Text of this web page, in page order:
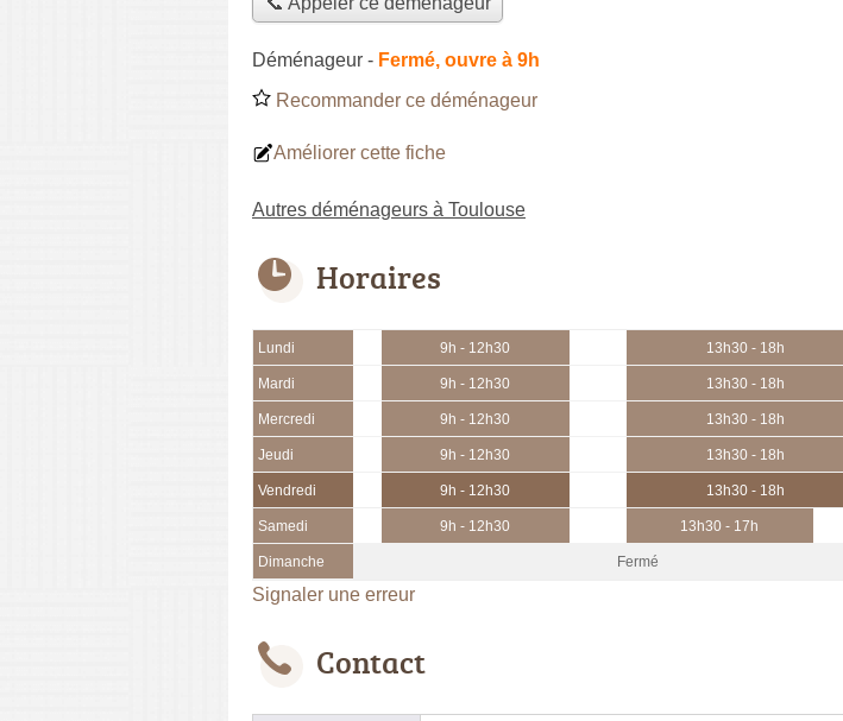
Déménageur - Fermé, ouvre à 9h
Recommander ce déménageur
Améliorer cette fiche
Autres déménageurs à Toulouse
Horaires
Lundi 9h - 12h30 13h30 - 18h
Mardi 9h - 12h30 13h30 - 18h
Mercredi 9h - 12h30 13h30 - 18h
Jeudi 9h - 12h30 13h30 - 18h
Vendredi 9h - 12h30 13h30 - 18h
Samedi 9h - 12h30 13h30 - 17h
Dimanche Fermé
Signaler une erreur
Contact